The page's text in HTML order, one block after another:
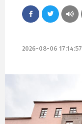
2026-08-06 17:14:57